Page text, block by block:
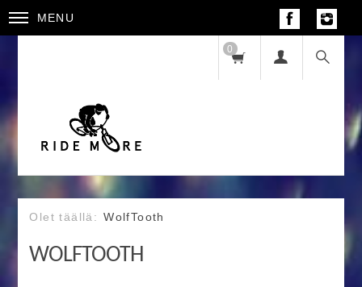
MENU
0
WolfTooth
WOLFTOOTH